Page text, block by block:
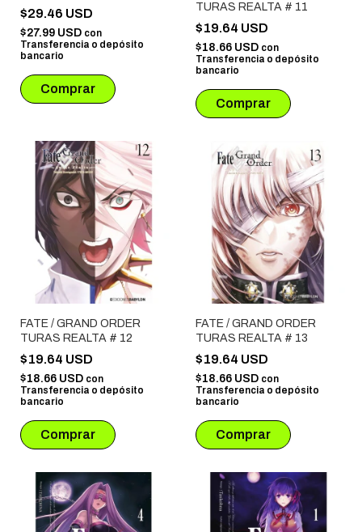
$29.46 USD
$27.99 USD con
Transferencia o depósito
bancario
TURAS REALTA # 11
$19.64 USD
$18.66 USD con
Transferencia o depósito
bancario
FATE / GRAND ORDER
TURAS REALTA # 12
$19.64 USD
$18.66 USD con
Transferencia o depósito
bancario
FATE / GRAND ORDER
TURAS REALTA # 13
$19.64 USD
$18.66 USD con
Transferencia o depósito
bancario